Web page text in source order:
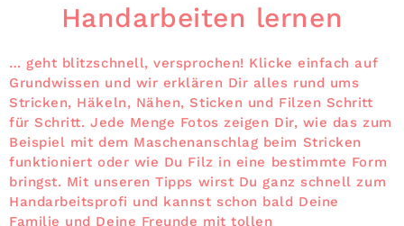
Handarbeiten lernen
… geht blitzschnell, versprochen! Klicke einfach auf
Grundwissen und wir erklären Dir alles rund ums
Stricken, Häkeln, Nähen, Sticken und Filzen Schritt
für Schritt. Jede Menge Fotos zeigen Dir, wie das zum
Beispiel mit dem Maschenanschlag beim Stricken
funktioniert oder wie Du Filz in eine bestimmte Form
bringst. Mit unseren Tipps wirst Du ganz schnell zum
Handarbeitsprofi und kannst schon bald Deine
Familie und Deine Freunde mit tollen